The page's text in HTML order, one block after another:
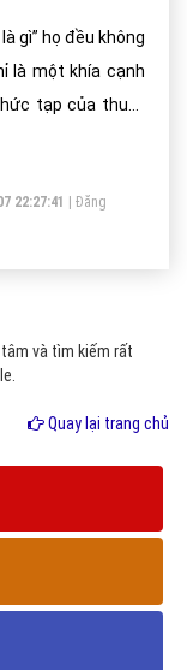
gì” họ đều không
là một khía cạnh
tạp của thuật
22:27:41
Đăng
và tìm kiếm rất
Quay lại trang chủ